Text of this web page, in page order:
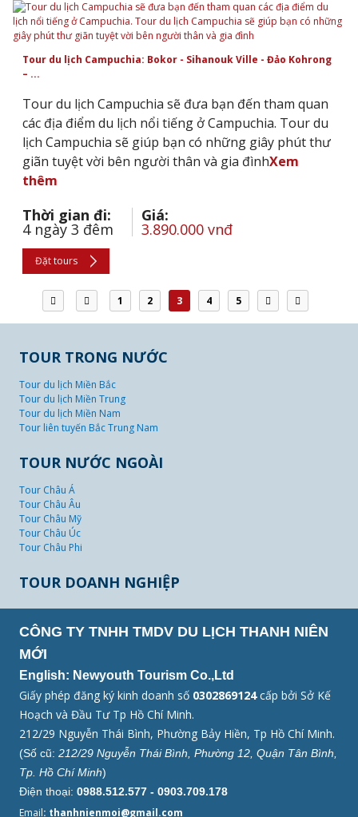
Tour du lịch Campuchia: Bokor - Sihanouk Ville - Đảo Kohrong
– ...
Tour du lịch Campuchia sẽ đưa bạn đến tham quan
các địa điểm du lịch nổi tiếng ở Campuchia. Tour du
lịch Campuchia sẽ giúp bạn có những giây phút thư
giãn tuyệt vời bên người thân và gia đìnhXem
thêm
Thời gian đi:
4 ngày 3 đêm
Giá:
3.890.000 vnđ
Đặt tours
1 2 3 4 5
TOUR TRONG NƯỚC
Tour du lịch Miền Bắc
Tour du lịch Miền Trung
Tour du lịch Miền Nam
Tour liên tuyến Bắc Trung Nam
TOUR NƯỚC NGOÀI
Tour Châu Á
Tour Châu Âu
Tour Châu Mỹ
Tour Châu Úc
Tour Châu Phi
TOUR DOANH NGHIỆP
CÔNG TY TNHH TMDV DU LỊCH THANH NIÊN
MỚI
English: Newyouth Tourism Co.,Ltd
Giấy phép đăng ký kinh doanh số 0302869124cấp bởi Sở Kế
Hoạch và Đầu Tư Tp Hồ Chí Minh.
212/29 Nguyễn Thái Bình, Phường Bảy Hiền, Tp Hồ Chí Minh.
(Số cũ: 212/29 Nguyễn Thái Bình, Phường 12, Quận Tân Bình,
Tp. Hồ Chí Minh)
Điện thoại: 0988.512.577 - 0903.709.178
Email: thanhnienmoi@gmail.com